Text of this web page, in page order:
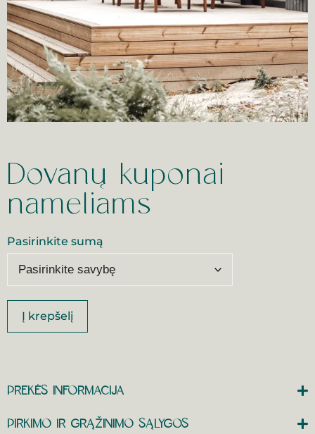
Dovanų kuponai
nameliams
Pasirinkite sumą
Į krepšelį
PREKĖS INFORMACIJA
PIRKIMO IR GRĄŽINIMO SĄLYGOS